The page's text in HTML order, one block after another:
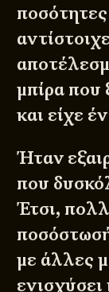
μπίρα που
και είχε
Ήταν
που
Έτσι,
με άλλες